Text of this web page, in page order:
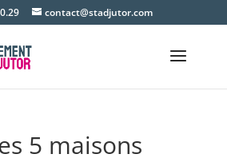
contact@stadjutor.com
5 maisons